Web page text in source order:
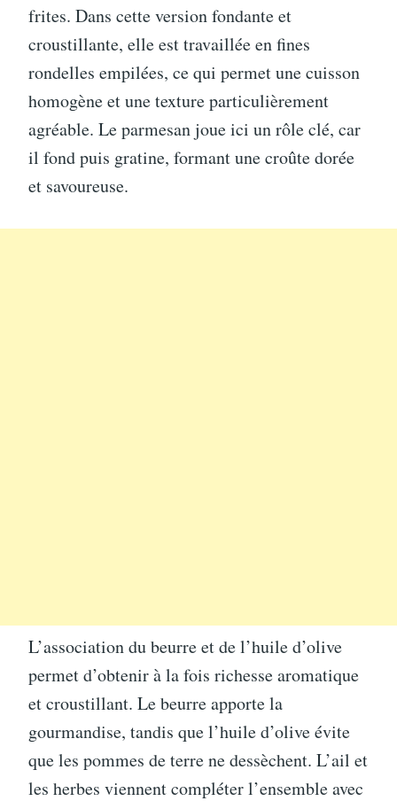
frites. Dans cette version fondante et
croustillante, elle est travaillée en fines
rondelles empilées, ce qui permet une cuisson
homogène et une texture particulièrement
agréable. Le parmesan joue ici un rôle clé, car
il fond puis gratine, formant une croûte dorée
et savoureuse.
L’association du beurre et de l’huile d’olive
permet d’obtenir à la fois richesse aromatique
et croustillant. Le beurre apporte la
gourmandise, tandis que l’huile d’olive évite
que les pommes de terre ne dessèchent. L’ail et
les herbes viennent compléter l’ensemble avec